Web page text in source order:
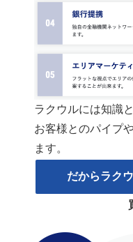
ラクウルには知識
お客様とのパイプ
ます。
だからラク